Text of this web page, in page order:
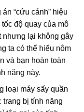
“cứu cánh” hiệu
độ quay của mô
nhưng lại không gây
ta có thể hiểu nôm
và bạn hoàn toàn
năng này.
loại máy sấy quần
bị tính năng